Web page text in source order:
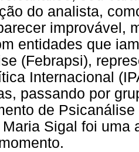
do analista,
improvável,
entidades que
(Febrapsi),
Internacional
passando por
de
Sigal foi uma